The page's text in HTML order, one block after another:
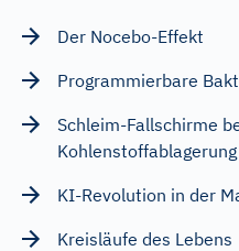
Der Nocebo-Effekt
Programmierbare
Schleim-Fallschirme
Kohlenstoffablagerung
KI-Revolution in der
Kreisläufe des Lebens